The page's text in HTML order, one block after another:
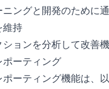
ングと開発のために
維持
ョンを分析して改善
ポーティング
ーティング機能は、